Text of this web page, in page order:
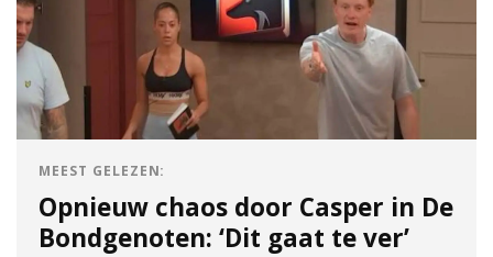
MEEST GELEZEN:
Opnieuw chaos door Casper in De
Bondgenoten: ‘Dit gaat te ver’